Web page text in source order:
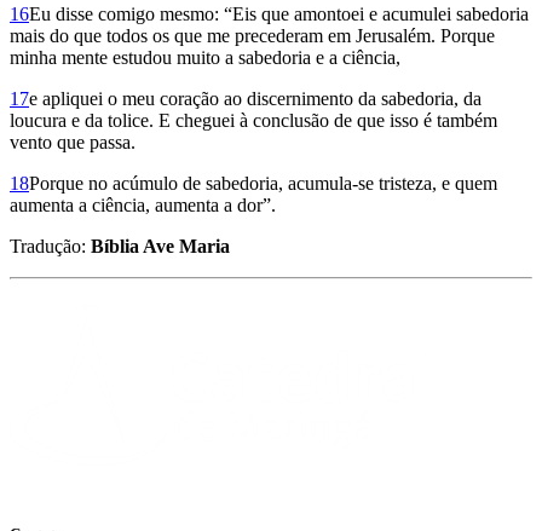
16Eu disse comigo mesmo: “Eis que amontoei e acumulei sabedoria
mais do que todos os que me precederam em Jerusalém. Porque
minha mente estudou muito a sabedoria e a ciência,
17e apliquei o meu coração ao discernimento da sabedoria, da
loucura e da tolice. E cheguei à conclusão de que isso é também
vento que passa.
18Porque no acúmulo de sabedoria, acumula-se tristeza, e quem
aumenta a ciência, aumenta a dor”.
Tradução: Bíblia Ave Maria